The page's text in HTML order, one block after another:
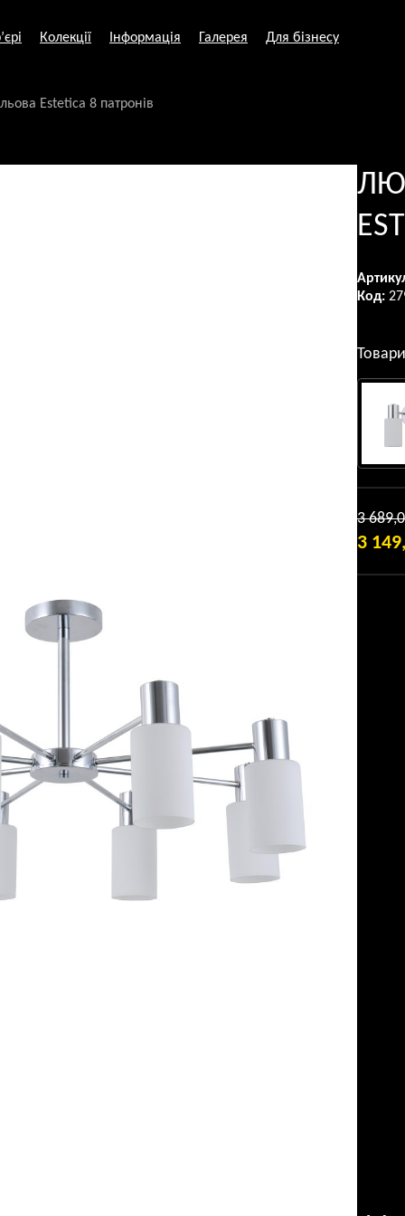
Колекції Інформація Галерея Для бізнесу
Estetica 8 патронів
Код:
3
3